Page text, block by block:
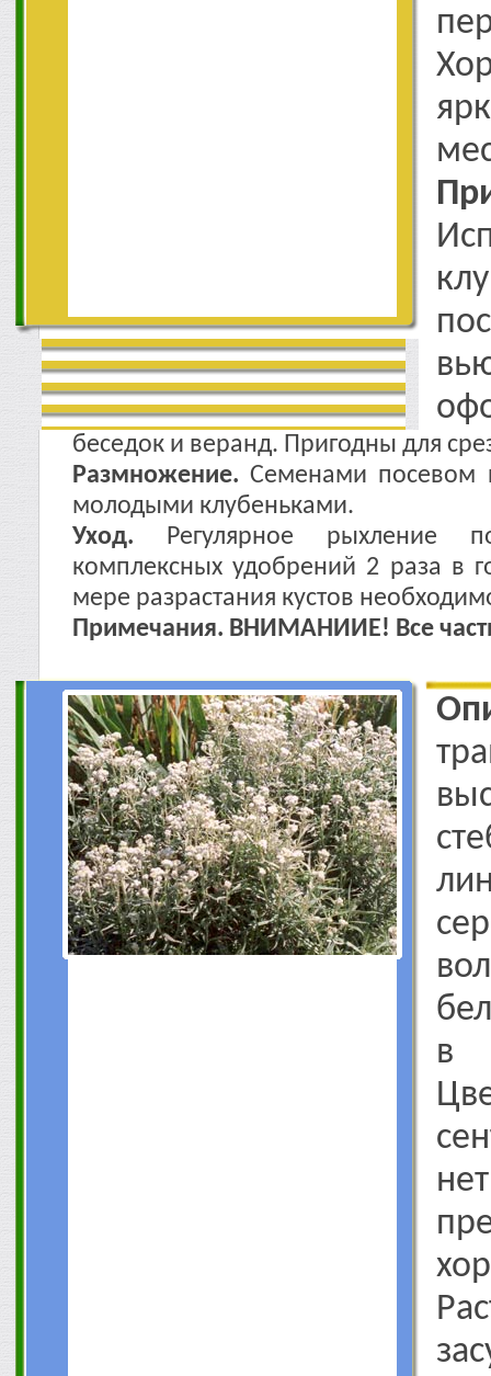
беседок и веранд. Пригодны для
Размножение. Семенами посевом
молодыми клубеньками.
Уход. Регулярное рыхление
комплексных удобрений 2 раза в
мере разрастания кустов
Примечания. ВНИМАНИИЕ! Все
в